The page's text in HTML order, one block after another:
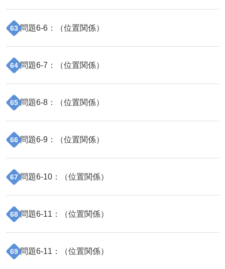
63 問題6-6 ：（位置関係）
64 問題6-7 ：（位置関係）
65 問題6-8 ：（位置関係）
66 問題6-9 ：（位置関係）
67 問題6-10 ：（位置関係）
68 問題6-11 ：（位置関係）
69 問題6-11 ：（位置関係）